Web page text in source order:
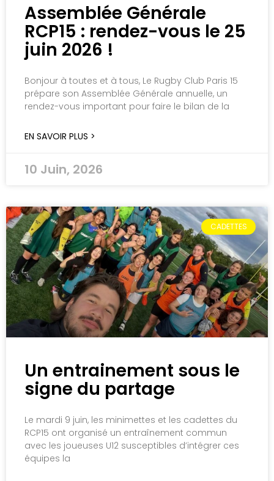
Assemblée Générale
RCP15 : rendez-vous le 25
juin 2026 !
Bonjour à toutes et à tous, Le Rugby Club Paris 15
prépare son Assemblée Générale annuelle, un
rendez-vous important pour faire le bilan de la
EN SAVOIR PLUS >
10 Juin, 2026
CADETTES
Un entrainement sous le
signe du partage
Le mardi 9 juin, les minimettes et les cadettes du
RCP15 ont organisé un entraînement commun
avec les joueuses U12 susceptibles d’intégrer ces
équipes la